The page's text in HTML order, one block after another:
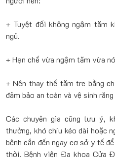
+ Tuyệt đối không ngậm tăm
ngủ.
+ Hạn chế vừa ngậm tăm vừa
+ Nên thay thế tăm tre bằng
đảm bảo an toàn và vệ sinh
Các chuyên gia cũng lưu ý,
thường, khó chịu kéo dài hoặc
bệnh cần đến ngay cơ sở y tế
thời. Bệnh viện Đa khoa Cửa